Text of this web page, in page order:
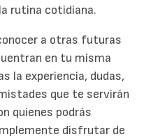
rutina cotidiana.
a otras futuras
en tu misma
la experiencia, dudas,
que te servirán
quienes podrás
disfrutar de